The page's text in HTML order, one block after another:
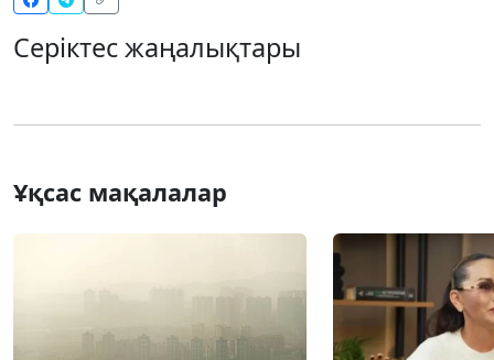
Серіктес жаңалықтары
Ұқсас мақалалар